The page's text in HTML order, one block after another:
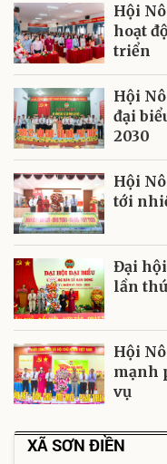
Hội
hoạt
triển
Hội
đại
2030
Hội
tới
Đại
lần
Hội
mạnh
vụ
XÃ SƠN ĐIỀN